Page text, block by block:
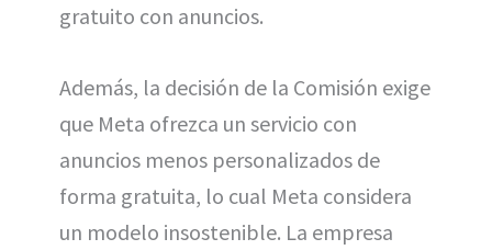
gratuito con anuncios.
Además, la decisión de la Comisión exige
que Meta ofrezca un servicio con
anuncios menos personalizados de
forma gratuita, lo cual Meta considera
un modelo insostenible. La empresa